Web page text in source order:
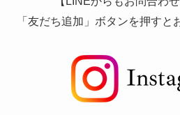
「友だち追加」ボタンを押すと